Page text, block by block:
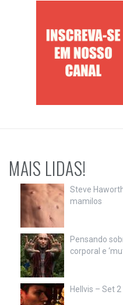
MAIS LIDAS!
Steve
mamilos
Pensando
corporal e
Hellvis – Set 2